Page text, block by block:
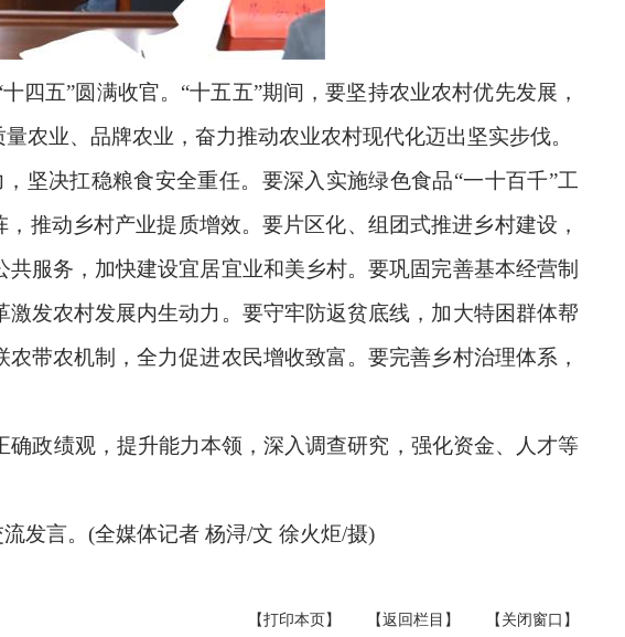
四五”圆满收官。“十五五”期间，要坚持农业农村优先发展，
农业、品牌农业，奋力推动农业农村现代化迈出坚实步伐。
坚决扛稳粮食安全重任。要深入实施绿色食品“一十百千”工
推动乡村产业提质增效。要片区化、组团式推进乡村建设，
服务，加快建设宜居宜业和美乡村。要巩固完善基本经营制
发农村发展内生动力。要守牢防返贫底线，加大特困群体帮
带农机制，全力促进农民增收致富。要完善乡村治理体系，
政绩观，提升能力本领，深入调查研究，强化资金、人才等
发言。(全媒体记者 杨浔/文 徐火炬/摄)
【打印本页】 【返回栏目】 【关闭窗口】